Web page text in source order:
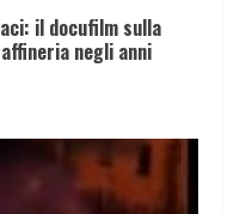
il docufilm sulla
negli anni